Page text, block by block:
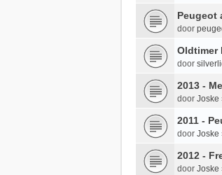
Peugeot
door
Oldtimer
door
2013 -
door Joske
2011 -
door Joske
2012 -
door Joske